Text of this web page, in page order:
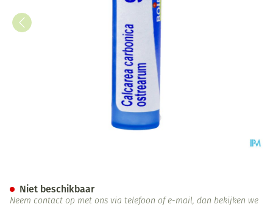
Niet beschikbaar
Neem contact op met ons via telefoon of e-mail, dan bekijken we